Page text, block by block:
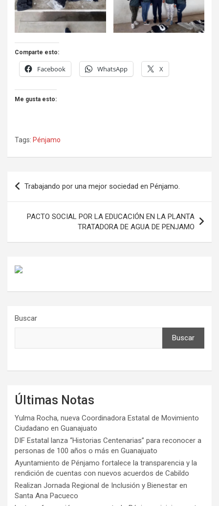
Comparte esto:
Facebook WhatsApp X
Me gusta esto:
Tags: Pénjamo
Navegación
de
entradas
Trabajando por una mejor sociedad en Pénjamo.
PACTO SOCIAL POR LA EDUCACIÓN EN LA PLANTA
TRATADORA DE AGUA DE PENJAMO
Buscar
Buscar
Últimas Notas
Yulma Rocha, nueva Coordinadora Estatal de Movimiento
Ciudadano en Guanajuato
DIF Estatal lanza “Historias Centenarias” para reconocer a
personas de 100 años o más en Guanajuato
Ayuntamiento de Pénjamo fortalece la transparencia y la
rendición de cuentas con nuevos acuerdos de Cabildo
Realizan Jornada Regional de Inclusión y Bienestar en
Santa Ana Pacueco